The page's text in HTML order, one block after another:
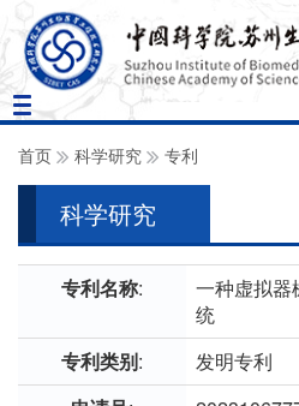
Toggle
navigation
首页 科学研究 专利
科学研究
专利名称:
一种虚拟器
统
专利类别:
发明专利